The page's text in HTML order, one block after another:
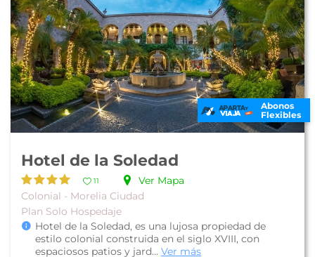
Abonos
Flexibles
Hotel de la Soledad
11
Ver Mapa
Colonial - Morelia Ciudad
Plan Solo Hospedaje
Hotel de la Soledad, es una lujosa propiedad de
estilo colonial construida en el siglo XVIII, con
espaciosos patios y jard... Ver más